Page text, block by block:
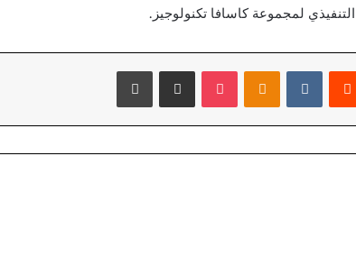
لمجموعة كاسافا تكنولوجيز.
Odnoklassniki
بوكيت مشاركة عبر البريد طباعة